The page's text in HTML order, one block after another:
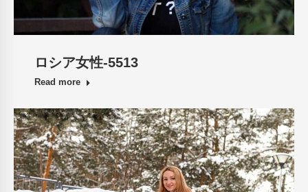
ロシア女性-5513
Read more